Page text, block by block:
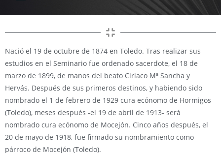
Nació el 19 de octubre de 1874 en Toledo. Tras realizar sus
estudios en el Seminario fue ordenado sacerdote, el 18 de
marzo de 1899, de manos del beato Ciriaco Mª Sancha y
Hervás. Después de sus primeros destinos, y habiendo sido
nombrado el 1 de febrero de 1929 cura ecónomo de Hormigos
(Toledo), meses después -el 19 de abril de 1913- será
nombrado cura ecónomo de Mocejón. Cinco años después, el
20 de mayo de 1918, fue firmado su nombramiento como
párroco de Mocejón (Toledo).